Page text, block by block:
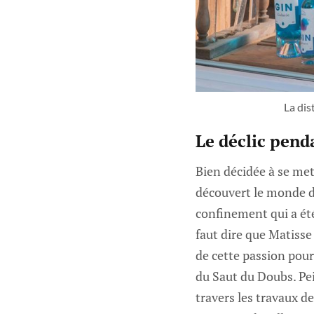
La
Le déclic
Bien décidée à se
découvert le monde
confinement qui a
faut dire que
de cette passion
du Saut du Doubs.
travers les travaux